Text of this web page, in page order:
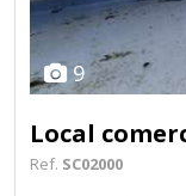
9
Local
Ref. SC02000